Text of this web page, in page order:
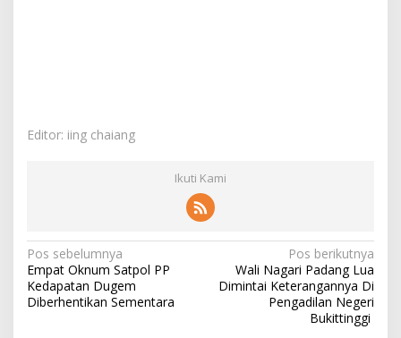
Editor: iing chaiang
Ikuti Kami
N
a
v
Pos sebelumnya
Empat Oknum Satpol PP
Kedapatan Dugem
Diberhentikan Sementara
Pos berikutnya
Wali Nagari Padang Lua
Dimintai Keterangannya Di
Pengadilan Negeri
Bukittinggi